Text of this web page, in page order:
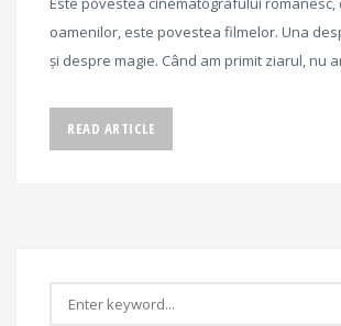
oamenilor, este povestea filmelor. Una
și despre magie. Când am primit ziarul, nu
READ ARTICLE